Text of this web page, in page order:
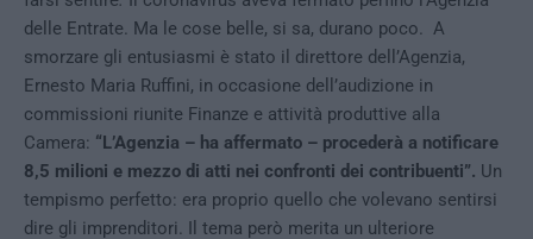
delle Entrate. Ma le cose belle, si sa, durano poco. A
smorzare gli entusiasmi è stato il direttore dell’Agenzia,
Ernesto Maria Ruffini, in occasione dell’audizione in
commissioni riunite Finanze e attività produttive alla
Camera: “L’Agenzia – ha affermato – procederà a notificare
8,5 milioni e mezzo di atti nei confronti dei contribuenti”. Un
tempismo perfetto: era proprio quello che volevano sentirsi
dire gli imprenditori. Il tema però merita un ulteriore